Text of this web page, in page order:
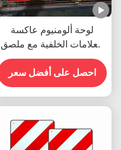
لوحة ألومنيوم عاكسة
للعلامات الخلفية مع ملصق
تحذير للمركبات الثقيلة
احصل على أفضل سعر